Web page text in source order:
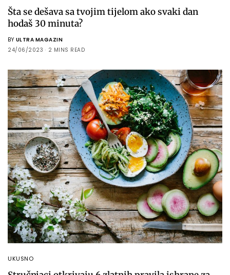
Šta se dešava sa tvojim tijelom ako svaki dan
hodaš 30 minuta?
BY ULTRA MAGAZIN
24/06/2023
2 MINS READ
UKUSNO